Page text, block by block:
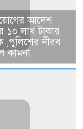
আদেশ
১০ লাখ টাকার
,পুলিশের নীরব
কামনা